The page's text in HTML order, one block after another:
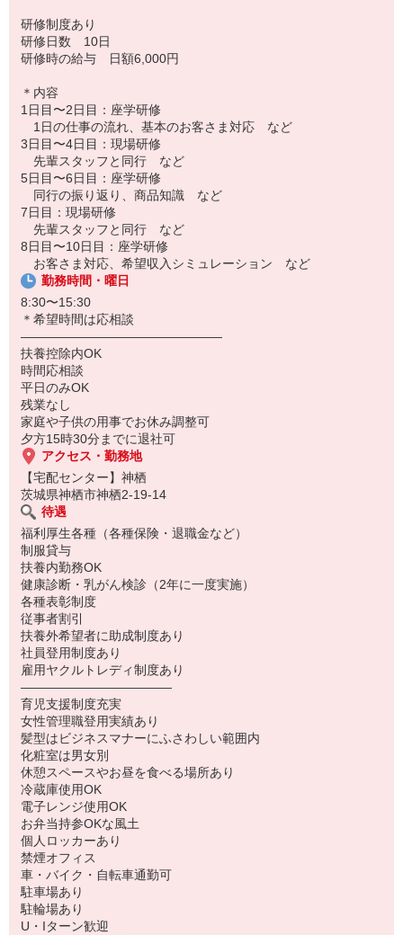
すわって覚えるだけだと難しいと思うので、先輩と一緒にお客さま
先を回りながら少しずつ覚えていただきます！
事ぶりを見ながら学んでいきましょう！
大体2週間くらい、研修をしたら、いざ独り立ち！
センターでのサポートがあるので、困ったことがあったらお気軽に
相談できる環境ですよ♪
研修制度あり
研修日数 10日
研修時の給与 日額6,000円
＊内容
1日目〜2日目：座学研修
1日の仕事の流れ、基本のお客さま対応 など
3日目〜4日目：現場研修
先輩スタッフと同行 など
5日目〜6日目：座学研修
同行の振り返り、商品知識 など
7日目：現場研修
先輩スタッフと同行 など
8日目〜10日目：座学研修
お客さま対応、希望収入シミュレーション など
勤務時間・曜日
8:30〜15:30
＊希望時間は応相談
――――――――――――――――
扶養控除内OK
時間応相談
平日のみOK
残業なし
家庭や子供の用事でお休み調整可
夕方15時30分までに退社可
アクセス・勤務地
【宅配センター】神栖
茨城県神栖市神栖2-19-14
待遇
福利厚生各種（各種保険・退職金など）
制服貸与
扶養内勤務OK
健康診断・乳がん検診（2年に一度実施）
各種表彰制度
従事者割引
扶養外希望者に助成制度あり
社員登用制度あり
雇用ヤクルトレディ制度あり
――――――――――――
育児支援制度充実
女性管理職登用実績あり
髪型はビジネスマナーにふさわしい範囲内
化粧室は男女別
休憩スペースやお昼を食べる場所あり
冷蔵庫使用OK
電子レンジ使用OK
お弁当持参OKな風土
個人ロッカーあり
禁煙オフィス
車・バイク・自転車通勤可
駐車場あり
駐輪場あり
U・Iターン歓迎